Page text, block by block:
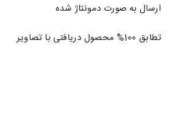
ارسال به صورت دمونتاژ شده
تطابق 100% محصول دریافتی با تصاویر